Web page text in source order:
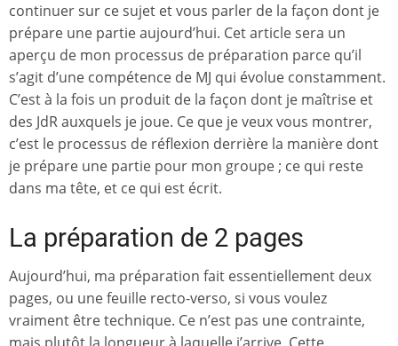
continuer sur ce sujet et vous parler de la façon dont je
prépare une partie aujourd’hui. Cet article sera un
aperçu de mon processus de préparation parce qu’il
s’agit d’une compétence de MJ qui évolue constamment.
C’est à la fois un produit de la façon dont je maîtrise et
des JdR auxquels je joue. Ce que je veux vous montrer,
c’est le processus de réflexion derrière la manière dont
je prépare une partie pour mon groupe ; ce qui reste
dans ma tête, et ce qui est écrit.
La préparation de 2 pages
Aujourd’hui, ma préparation fait essentiellement deux
pages, ou une feuille recto-verso, si vous voulez
vraiment être technique. Ce n’est pas une contrainte,
mais plutôt la longueur à laquelle j’arrive. Cette